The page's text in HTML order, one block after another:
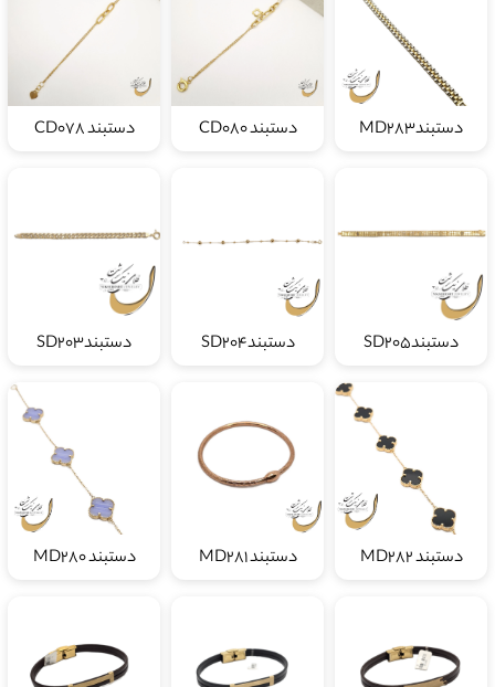
دستبندMD283 دستبند CD080 دستبند CD078
دستبندSD205 دستبندSD204 دستبندSD203
دستبند MD282 دستبند MD281 دستبند MD280